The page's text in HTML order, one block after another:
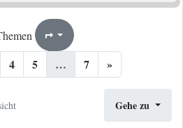
Seite1
4 5 … 7 »
Gehe zu